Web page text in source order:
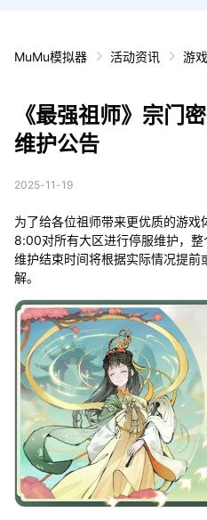
MuMu模拟器 活动资讯 游
《最强祖师》宗门
维护公告
2025-11-19
为了给各位祖师带来更优质的游
8:00对所有大区进行停服维护，整
维护结束时间将根据实际情况提前
解。